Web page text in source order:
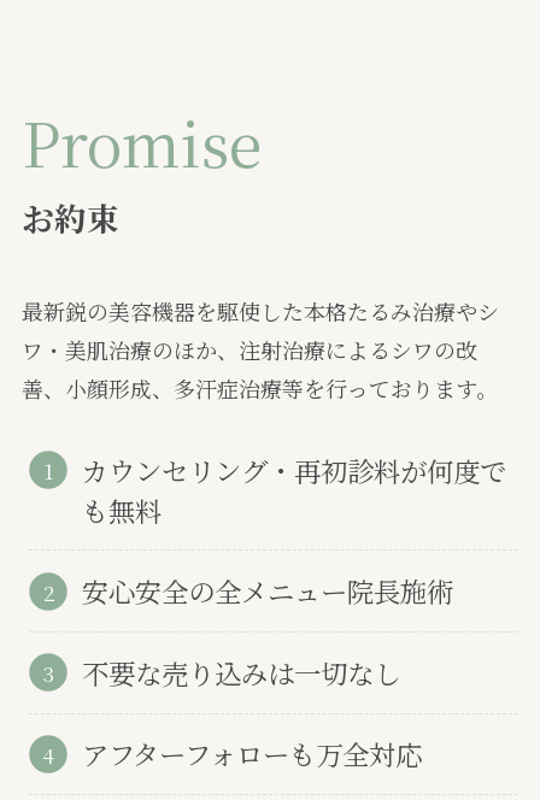
Promise
お約束
最新鋭の美容機器を駆使した本格たるみ治療やシ
ワ・美肌治療のほか、注射治療によるシワの改
善、小顔形成、多汗症治療等を行っております。
カウンセリング・再初診料が何度で
も無料
安心安全の全メニュー院長施術
不要な売り込みは一切なし
アフターフォローも万全対応